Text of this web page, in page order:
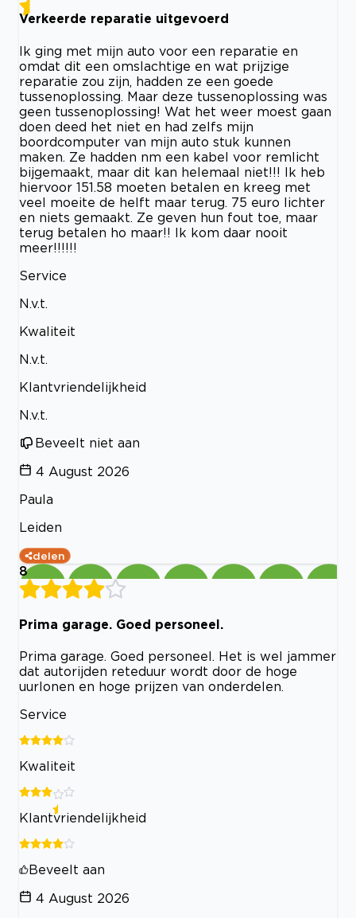
Verkeerde reparatie uitgevoerd
Ik ging met mijn auto voor een reparatie en
omdat dit een omslachtige en wat prijzige
reparatie zou zijn, hadden ze een goede
tussenoplossing. Maar deze tussenoplossing was
geen tussenoplossing! Wat het weer moest gaan
doen deed het niet en had zelfs mijn
boordcomputer van mijn auto stuk kunnen
maken. Ze hadden nm een kabel voor remlicht
bijgemaakt, maar dit kan helemaal niet!!! Ik heb
hiervoor 151.58 moeten betalen en kreeg met
veel moeite de helft maar terug. 75 euro lichter
en niets gemaakt. Ze geven hun fout toe, maar
terug betalen ho maar!! Ik kom daar nooit
meer!!!!!!
Service
N.v.t.
Kwaliteit
N.v.t.
Klantvriendelijkheid
N.v.t.
Beveelt niet aan
4 August 2026
Paula
Leiden
delen
8
Prima garage. Goed personeel.
Prima garage. Goed personeel. Het is wel jammer
dat autorijden reteduur wordt door de hoge
uurlonen en hoge prijzen van onderdelen.
Service
Kwaliteit
Klantvriendelijkheid
Beveelt aan
4 August 2026